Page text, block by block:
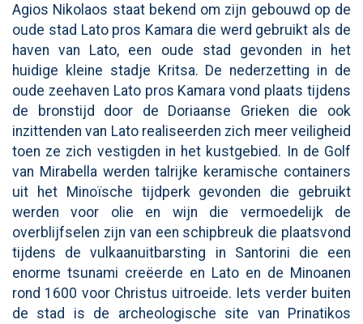
Agios Nikolaos staat bekend om zijn gebouwd op de
oude stad Lato pros Kamara die werd gebruikt als de
haven van Lato, een oude stad gevonden in het
huidige kleine stadje Kritsa. De nederzetting in de
oude zeehaven Lato pros Kamara vond plaats tijdens
de bronstijd door de Doriaanse Grieken die ook
inzittenden van Lato realiseerden zich meer veiligheid
toen ze zich vestigden in het kustgebied. In de Golf
van Mirabella werden talrijke keramische containers
uit het Minoïsche tijdperk gevonden die gebruikt
werden voor olie en wijn die vermoedelijk de
overblijfselen zijn van een schipbreuk die plaatsvond
tijdens de vulkaanuitbarsting in Santorini die een
enorme tsunami creëerde en Lato en de Minoanen
rond 1600 voor Christus uitroeide. Iets verder buiten
de stad is de archeologische site van Prinatikos